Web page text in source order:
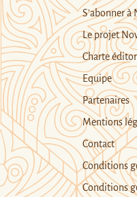
S’abonner à
Le projet
Charte
Equipe
Partenaires
Mentions
Contact
Conditions
Conditions